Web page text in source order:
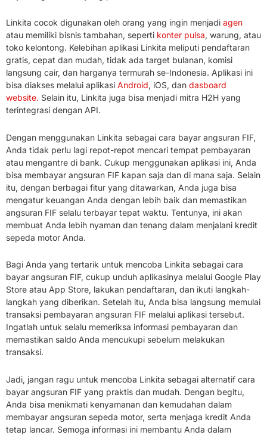
Linkita cocok digunakan oleh orang yang ingin menjadi agen
atau memiliki bisnis tambahan, seperti konter pulsa, warung, atau
toko kelontong. Kelebihan aplikasi Linkita meliputi pendaftaran
gratis, cepat dan mudah, tidak ada target bulanan, komisi
langsung cair, dan harganya termurah se-Indonesia. Aplikasi ini
bisa diakses melalui aplikasi Android, iOS, dan dasboard
website. Selain itu, Linkita juga bisa menjadi mitra H2H yang
terintegrasi dengan API.
Dengan menggunakan Linkita sebagai cara bayar angsuran FIF,
Anda tidak perlu lagi repot-repot mencari tempat pembayaran
atau mengantre di bank. Cukup menggunakan aplikasi ini, Anda
bisa membayar angsuran FIF kapan saja dan di mana saja. Selain
itu, dengan berbagai fitur yang ditawarkan, Anda juga bisa
mengatur keuangan Anda dengan lebih baik dan memastikan
angsuran FIF selalu terbayar tepat waktu. Tentunya, ini akan
membuat Anda lebih nyaman dan tenang dalam menjalani kredit
sepeda motor Anda.
Bagi Anda yang tertarik untuk mencoba Linkita sebagai cara
bayar angsuran FIF, cukup unduh aplikasinya melalui Google Play
Store atau App Store, lakukan pendaftaran, dan ikuti langkah-
langkah yang diberikan. Setelah itu, Anda bisa langsung memulai
transaksi pembayaran angsuran FIF melalui aplikasi tersebut.
Ingatlah untuk selalu memeriksa informasi pembayaran dan
memastikan saldo Anda mencukupi sebelum melakukan
transaksi.
Jadi, jangan ragu untuk mencoba Linkita sebagai alternatif cara
bayar angsuran FIF yang praktis dan mudah. Dengan begitu,
Anda bisa menikmati kenyamanan dan kemudahan dalam
membayar angsuran sepeda motor, serta menjaga kredit Anda
tetap lancar. Semoga informasi ini membantu Anda dalam